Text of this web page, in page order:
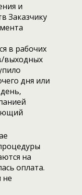
и
Заказчику
в рабочих
выходных
дня или
на
оплата.
не